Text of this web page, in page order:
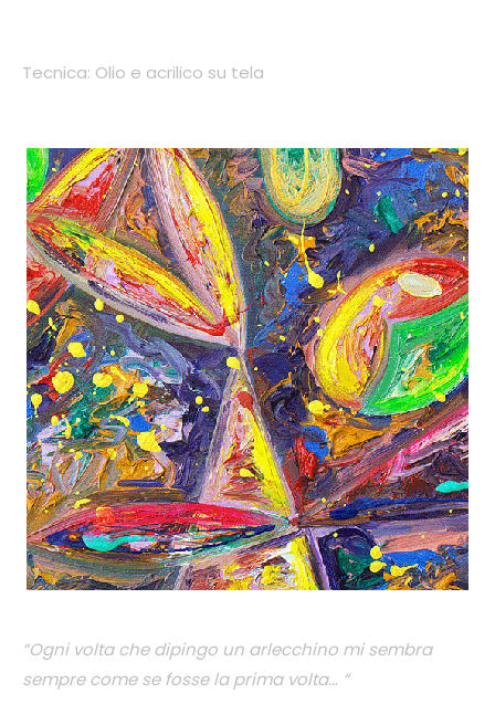
Tecnica: Olio e acrilico su tela
“Ogni volta che dipingo un arlecchino mi sembra
sempre come se fosse la prima volta… “